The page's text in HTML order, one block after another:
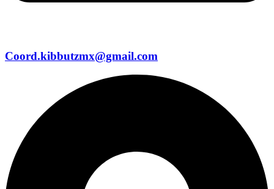
Coord.kibbutzmx@gmail.com